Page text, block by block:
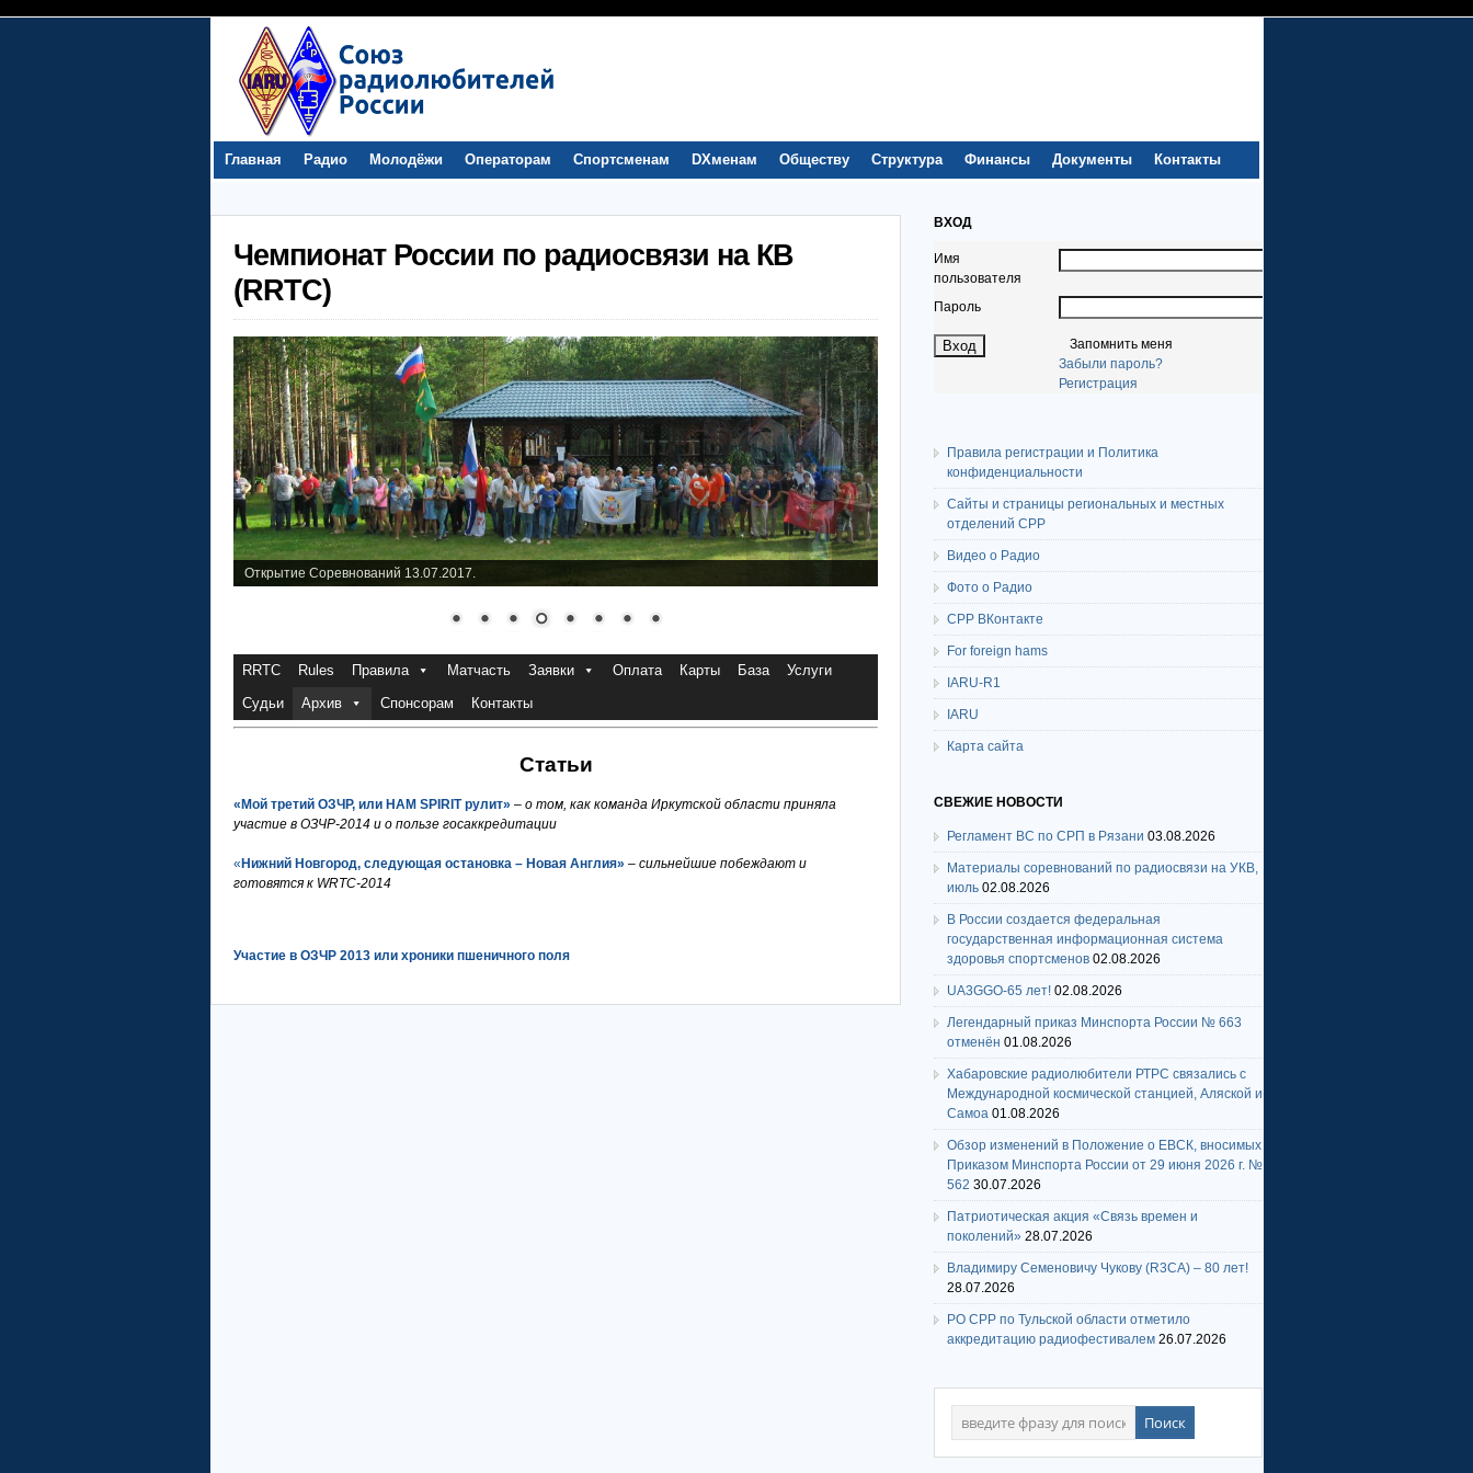
Главная Радио Молодёжи Операторам Спортсменам DXменам Обществу Структура Финансы Документы Контакты
Чемпионат России по радиосвязи на КВ
(RRTC)
Открытие Соревнований 13.07.2017.
RRTC Rules Правила Матчасть Заявки Оплата Карты База
Услуги
Судьи
Архив Спонсорам Контакты
Статьи
«Мой третий ОЗЧР, или HAM SPIRIT рулит» – о том, как команда Иркутской области приняла
участие в ОЗЧР-2014 и о пользе госаккредитации
«Нижний Новгород, следующая остановка – Новая Англия» – сильнейшие побеждают и
готовятся к WRTC-2014
Участие в ОЗЧР 2013 или хроники пшеничного поля
ВХОД
Имя
пользователя
Пароль
Запомнить меня
Забыли пароль?
Регистрация
Правила регистрации и Политика
конфиденциальности
Сайты и страницы региональных и местных
отделений СРР
Видео о Радио
Фото о Радио
СРР ВКонтакте
For foreign hams
IARU-R1
IARU
Карта сайта
СВЕЖИЕ НОВОСТИ
Регламент ВС по СРП в Рязани 03.08.2026
Материалы соревнований по радиосвязи на УКВ,
июль 02.08.2026
В России создается федеральная
государственная информационная система
здоровья спортсменов 02.08.2026
UA3GGO-65 лет! 02.08.2026
Легендарный приказ Минспорта России № 663
отменён 01.08.2026
Хабаровские радиолюбители РТРС связались с
Международной космической станцией, Аляской и
Самоа 01.08.2026
Обзор изменений в Положение о ЕВСК, вносимых
Приказом Минспорта России от 29 июня 2026 г. №
562 30.07.2026
Патриотическая акция «Связь времен и
поколений» 28.07.2026
Владимиру Семеновичу Чукову (R3CA) – 80 лет!
28.07.2026
РО СРР по Тульской области отметило
аккредитацию радиофестивалем 26.07.2026